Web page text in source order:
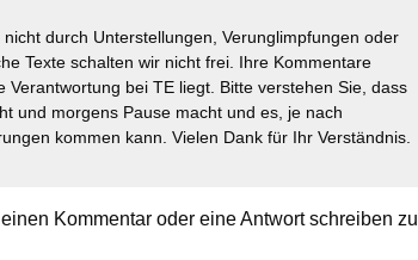
durch Unterstellungen, Verunglimpfungen oder
Texte schalten wir nicht frei. Ihre Kommentare
bei TE liegt. Bitte verstehen Sie, dass
und morgens Pause macht und es, je nach
kommen kann. Vielen Dank für Ihr Verständnis.
Kommentar oder eine Antwort schreiben zu